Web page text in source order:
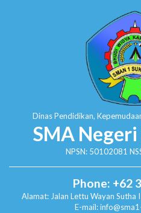
Dinas Pendidikan,
SMA
NPSN: 50102081
Phone: +62
Alamat: Jalan Lettu Wayan Sutha
E-mail: